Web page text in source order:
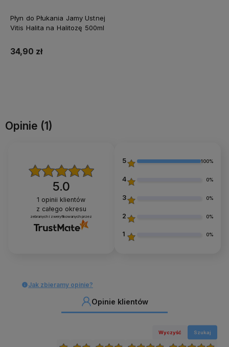
Płyn do Płukania Jamy Ustnej
Vitis Halita na Halitozę 500ml
34,90 zł
Opinie (1)
5.0
1 opinii klientów
z całego okresu
zebranych i zweryfikowanych przez
5 100%
4 0%
3 0%
2 0%
1 0%
Jak zbieramy opinie?
Opinie klientów
Wyczyść Szukaj